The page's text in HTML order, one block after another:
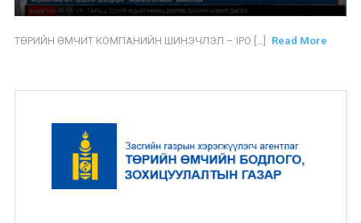
ТӨРИЙН ӨМЧИТ КОМПАНИЙН ШИНЭЧЛЭЛ – IPO [...] Read More